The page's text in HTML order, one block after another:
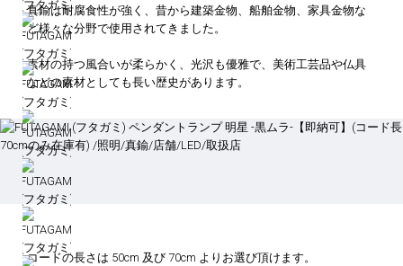
真鍮は耐腐食性が強く、昔から建築金物、船舶金物、家具金物な
ど様々な分野で使用されてきました。
素材の持つ風合いが柔らかく、光沢も優雅で、美術工芸品や仏具
などの素材としても長い歴史があります。
コードの長さは 50cm 及び 70cm よりお選び頂けます。